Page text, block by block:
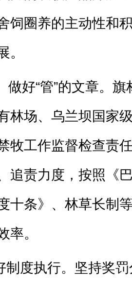
饲圈养的主动性和
。
做好“管”的文章。 旗
林场、乌兰坝国家
牧工作监督检查责
追责力度，按照 《
十条》 、林草长制
率。
制度执行。坚持奖